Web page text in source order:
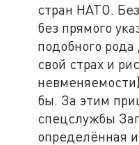
стран НАТО.
без прямого
подобного
свой страх и
бы. За этим
спецслужбы
определённая